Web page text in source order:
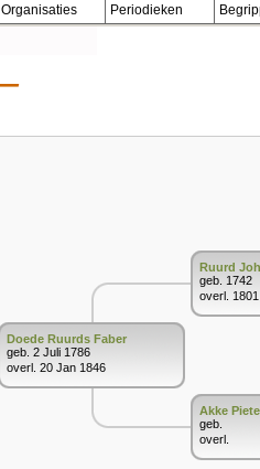
Organisaties Periodieken
Doede Ruurds Faber
geb. 2 Juli 1786
overl. 20 Jan 1846
Ruurd
geb. 1742
overl. 1801
Akke
geb.
overl.